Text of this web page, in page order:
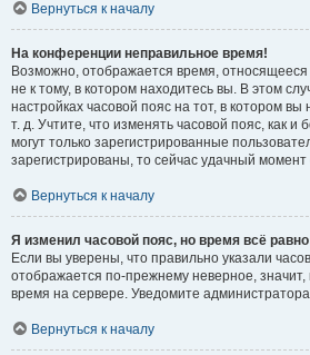
Вернуться к началу
На конференции неправильное время!
Возможно, отображается время, относящееся
не к тому, в котором находитесь вы. В этом
настройках часовой пояс на тот, в котором вы
т. д. Учтите, что изменять часовой пояс, как и
могут только зарегистрированные
зарегистрированы, то сейчас удачный момент
Вернуться к началу
Я изменил часовой пояс, но время всё
Если вы уверены, что правильно указали
отображается по-прежнему неверное,
время на сервере. Уведомите
Вернуться к началу